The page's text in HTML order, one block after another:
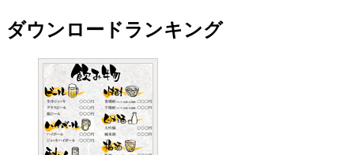
ダウンロードランキング